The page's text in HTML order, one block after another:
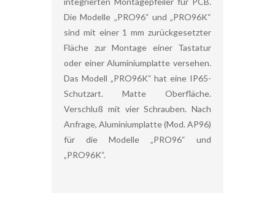
Die Modelle „PRO96“ und „PRO96K“
sind mit einer 1 mm zurückgesetzter
Fläche zur Montage einer Tastatur
oder einer Aluminiumplatte versehen.
Das Modell „PRO96K“ hat eine IP65-
Schutzart. Matte Oberfläche.
Verschluß mit vier Schrauben. Nach
Anfrage, Aluminiumplatte (Mod. AP96)
für die Modelle „PRO96“ und
„PRO96K“.